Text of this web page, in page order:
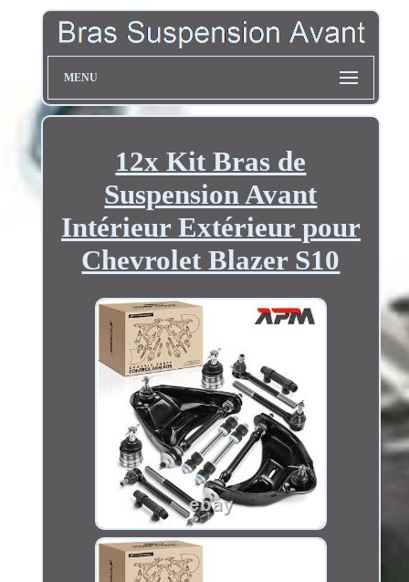
MENU
12x Kit Bras de
Suspension Avant
Intérieur Extérieur pour
Chevrolet Blazer S10